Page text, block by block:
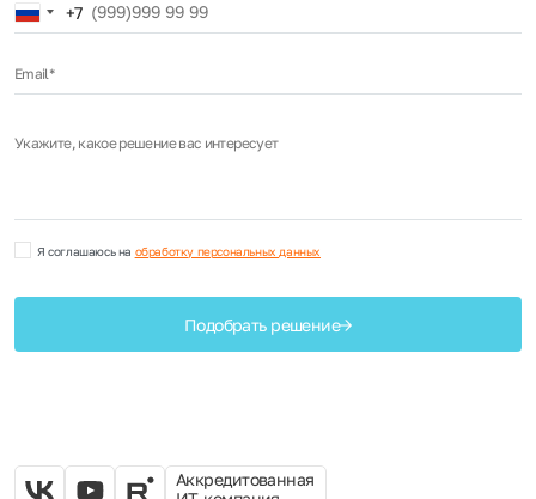
Russia
+7
+7
Email*
Укажите, какое решение вас интересует
Я соглашаюсь на обработку персональных данных
Подобрать решение
Аккредитованная